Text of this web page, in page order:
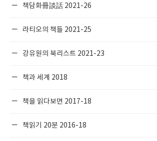
책담화冊談話 2021-26
라티오의 책들 2021-25
강유원의 북리스트 2021-23
책과 세계 2018
책을 읽다보면 2017-18
책읽기 20분 2016-18